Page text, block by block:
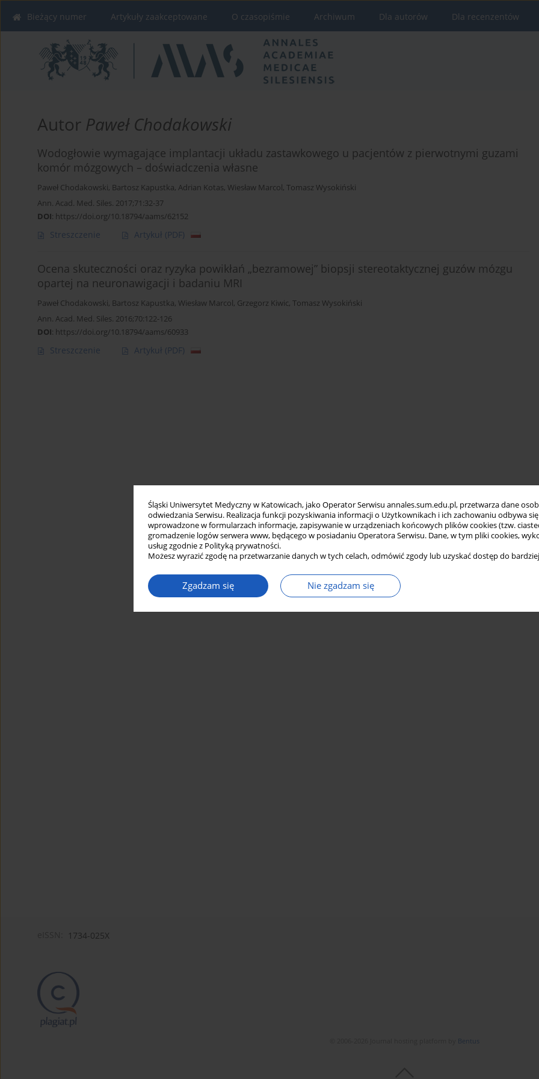
Śląski Uniwersytet Medyczny w Katowicach, jako Operator Serwisu annales.sum.edu.pl, przetwarza dane
odwiedzania Serwisu. Realizacja funkcji pozyskiwania informacji o Użytkownikach i ich zachowaniu odbywa
wprowadzone w formularzach informacje, zapisywanie w urządzeniach końcowych plików cookies (tzw.
gromadzenie logów serwera www, będącego w posiadaniu Operatora Serwisu. Dane, w tym pliki cookies,
usług zgodnie z Polityką prywatności.
Możesz wyrazić zgodę na przetwarzanie danych w tych celach, odmówić zgody lub uzyskać dostęp do
Zgadzam się Nie zgadzam się
Bieżący numer Artykuły zaakceptowane O czasopiśmie Archiwum Dla autorów Dla recenzentów
Autor Paweł Chodakowski
Wodogłowie wymagające implantacji układu zastawkowego u pacjentów z pierwotnymi guzami
komór mózgowych – doświadczenia własne
Paweł Chodakowski, Bartosz Kapustka, Adrian Kotas, Wiesław Marcol, Tomasz Wysokiński
Ann. Acad. Med. Siles. 2017;71:32-37
DOI: https://doi.org/10.18794/aams/62152
Streszczenie Artykuł (PDF)
Ocena skuteczności oraz ryzyka powikłań „bezramowej” biopsji stereotaktycznej guzów mózgu
opartej na neuronawigacji i badaniu MRI
Paweł Chodakowski, Bartosz Kapustka, Wiesław Marcol, Grzegorz Kiwic, Tomasz Wysokiński
Ann. Acad. Med. Siles. 2016;70:122-126
DOI: https://doi.org/10.18794/aams/60933
Streszczenie Artykuł (PDF)
1734-025X
Bentus